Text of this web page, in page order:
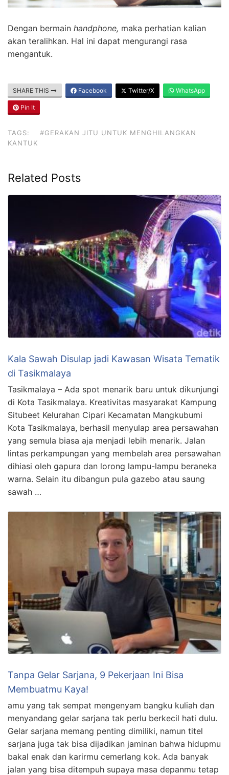
Dengan bermain handphone, maka perhatian kalian
akan teralihkan. Hal ini dapat mengurangi rasa
mengantuk.
SHARE THIS Facebook Twitter/X WhatsApp
Pin It
TAGS:
#GERAKAN JITU UNTUK MENGHILANGKAN
KANTUK
Related Posts
Kala Sawah Disulap jadi Kawasan Wisata Tematik
di Tasikmalaya
Tasikmalaya – Ada spot menarik baru untuk dikunjungi
di Kota Tasikmalaya. Kreativitas masyarakat Kampung
Situbeet Kelurahan Cipari Kecamatan Mangkubumi
Kota Tasikmalaya, berhasil menyulap area persawahan
yang semula biasa aja menjadi lebih menarik. Jalan
lintas perkampungan yang membelah area persawahan
dihiasi oleh gapura dan lorong lampu-lampu beraneka
warna. Selain itu dibangun pula gazebo atau saung
sawah …
Tanpa Gelar Sarjana, 9 Pekerjaan Ini Bisa
Membuatmu Kaya!
amu yang tak sempat mengenyam bangku kuliah dan
menyandang gelar sarjana tak perlu berkecil hati dulu.
Gelar sarjana memang penting dimiliki, namun titel
sarjana juga tak bisa dijadikan jaminan bahwa hidupmu
bakal enak dan karirmu cemerlang kok. Ada banyak
jalan yang bisa ditempuh supaya masa depanmu tetap